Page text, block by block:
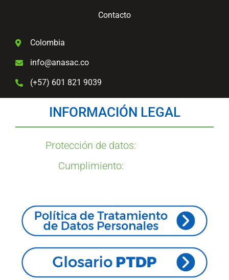
Contacto
Colombia
info@anasac.co
(+57) 601 821 9039
INFORMACIÓN LEGAL
Protección de datos:
Cumplimiento: